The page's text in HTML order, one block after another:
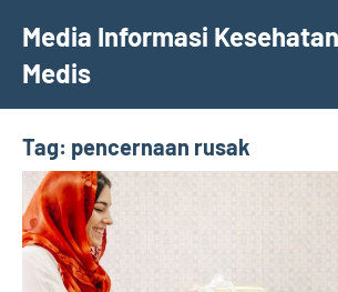
content
Media Informasi
Medis
Tag: pencernaan rusak